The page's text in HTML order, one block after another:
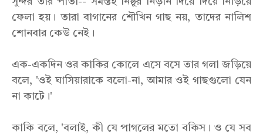
ফেলা হয়। তারা বাগানের শৌখিন গাছ নয়, তাদের নালিশ
শোনবার কেউ নেই।
এক-একদিন ওর কাকির কোলে এসে বসে তার গলা জড়িয়ে
বলে, 'ওই ঘাসিয়ারাকে বলো-না, আমার ওই গাছগুলো যেন
না কাটে।'
কাকি বলে, 'বলাই, কী যে পাগলের মতো বকিস। ও যে সব